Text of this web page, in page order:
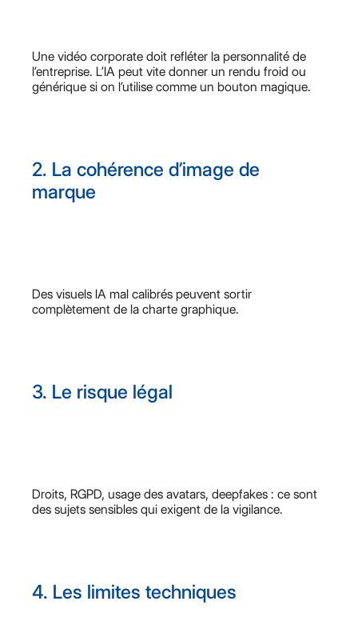
Une vidéo corporate doit refléter la personnalité de
l’entreprise. L’IA peut vite donner un rendu froid ou
générique si on l’utilise comme un bouton magique.
2. La cohérence d’image de
marque
Des visuels IA mal calibrés peuvent sortir
complètement de la charte graphique.
3. Le risque légal
Droits, RGPD, usage des avatars, deepfakes : ce sont
des sujets sensibles qui exigent de la vigilance.
4. Les limites techniques